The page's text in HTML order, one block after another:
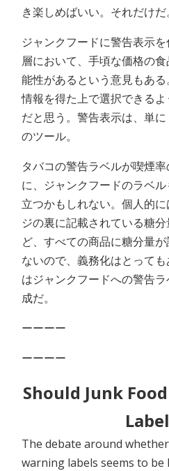
き楽しめばいい。それだけだ。
ジャンクフードに警告表示
層において、手頃な価格の
能性があるという意見もあ
情報を得た上で選択できる
だと思う。警告表示は、単
のツール。
タバコの警告ラベルが喫煙
に、ジャンクフードのラベ
立つかもしれない。個人的
ジの裏に記載されている糖
ど、すべての商品に糖分量
ないので、義務化はとって
はジャンクフードへの警告
成だ。
ーーーー
ーーーー
Should Junk
The debate around
warning labels seems to be